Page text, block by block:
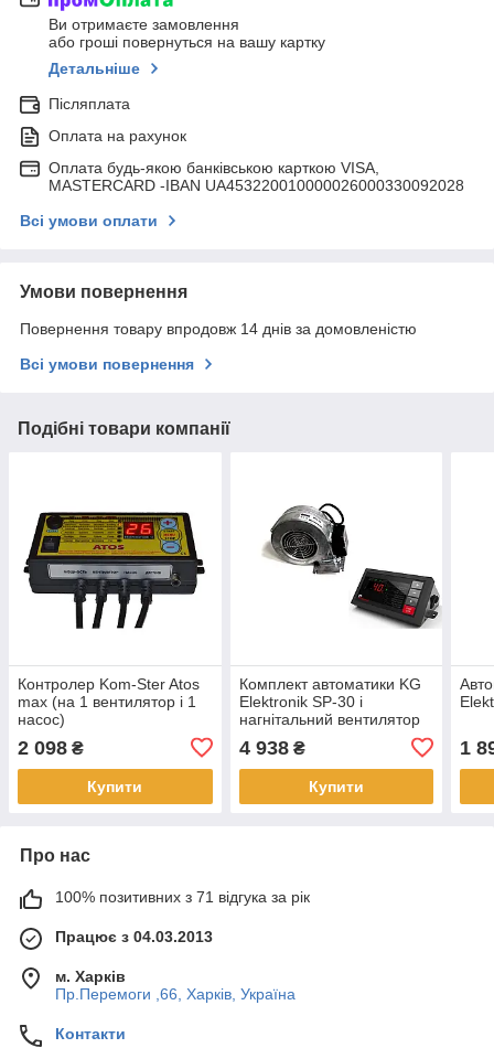
Ви отримаєте замовлення
або гроші повернуться на вашу картку
Детальніше
Післяплата
Оплата на рахунок
Оплата будь-якою банківською карткою VISA,
MASTERCARD -IBAN UA453220010000026000330092028
Всі умови оплати
Умови повернення
Повернення товару впродовж 14 днів за домовленістю
Всі умови повернення
Подібні товари компанії
Контролер Kom-Ster Atos
max (на 1 вентилятор і 1
насос)
2 098 ₴
Купити
Комплект автоматики KG
Elektronik SP-30 і
нагнітальний вентилятор
4 938₴
Купити
1
Про нас
100% позитивних з 71 відгука за рік
Працює з 04.03.2013
м. Харків
Пр.Перемоги ,66, Харків, Україна
Контакти